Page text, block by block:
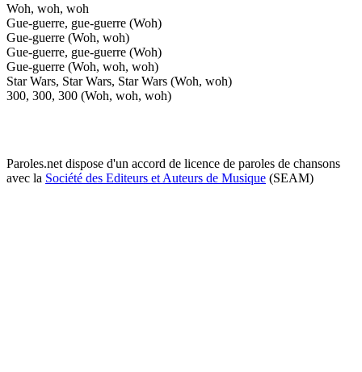
Woh, woh, woh
Gue-guerre, gue-guerre (Woh)
Gue-guerre (Woh, woh)
Gue-guerre, gue-guerre (Woh)
Gue-guerre (Woh, woh, woh)
Star Wars, Star Wars, Star Wars (Woh, woh)
300, 300, 300 (Woh, woh, woh)
Paroles.net dispose d'un accord de licence de paroles de chansons
avec la Société des Editeurs et Auteurs de Musique (SEAM)